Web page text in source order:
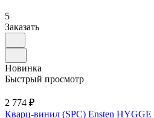
5
Заказать
Новинка
Быстрый просмотр
2 774 ₽
Кварц-винил (SPC) Ensten